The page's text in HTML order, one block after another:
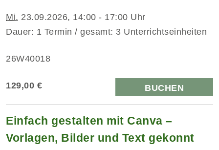
Mi. 23.09.2026, 14:00 - 17:00 Uhr
Dauer: 1 Termin / gesamt: 3 Unterrichtseinheiten
26W40018
129,00 € BUCHEN
Einfach gestalten mit Canva –
Vorlagen, Bilder und Text gekonnt